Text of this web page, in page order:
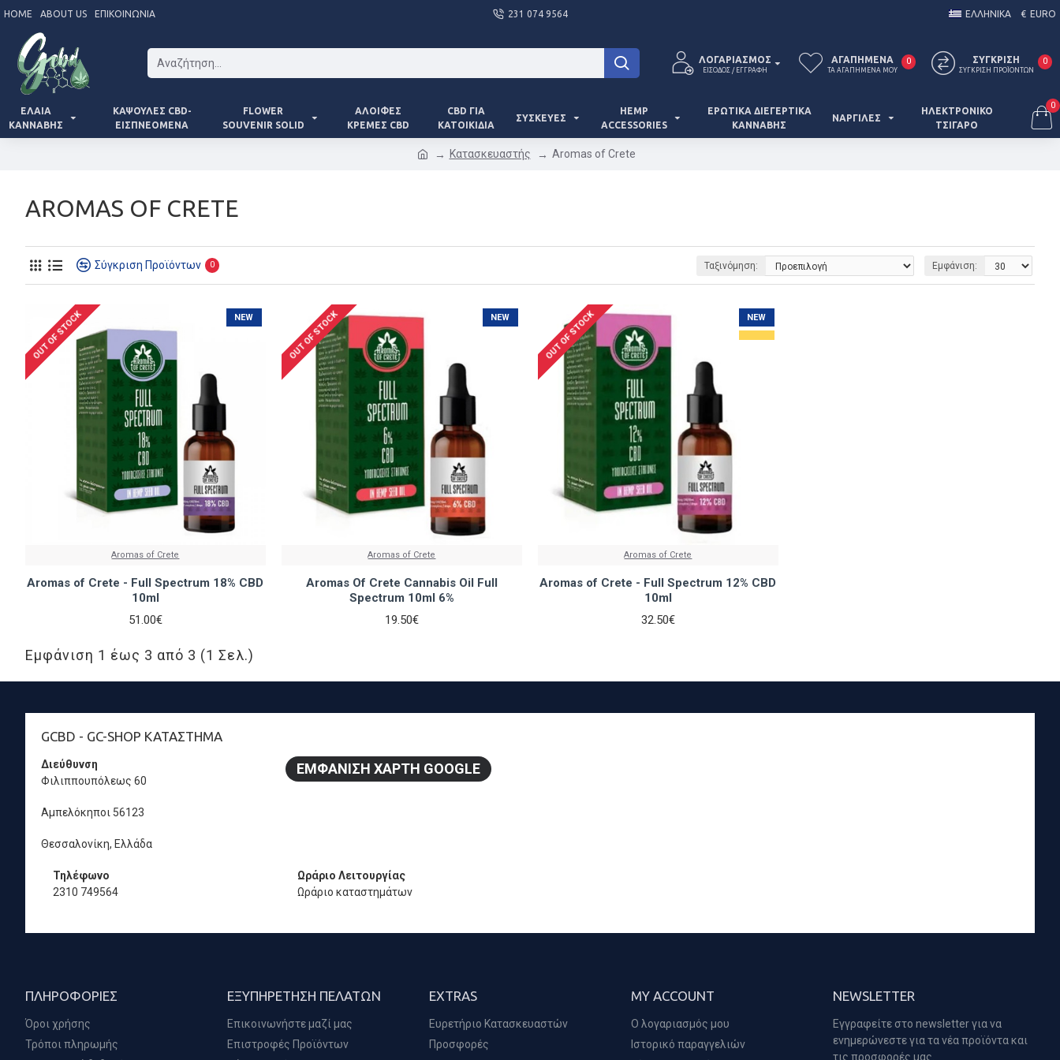
HOME ABOUT US ΕΠΙΚΟΙΝΩΝΊΑ 231 074 9564 ΕΛΛΗΝΙΚΑ € EURO
ΛΟΓΑΡΙΑΣΜΌΣ
ΕΊΣΟΔΟΣ / ΕΓΓΡΑΦΉ
ΑΓΑΠΗΜΈΝΑ
ΤΑ ΑΓΑΠΗΜΈΝΑ ΜΟΥ
0 ΣΎΓΚΡΙΣΗ
ΣΎΓΚΡΙΣΗ ΠΡΟΪΌΝΤΩΝ
0
ΈΛΑΙΑ
ΚΆΝΝΑΒΗΣ
ΚΆΨΟΥΛΕΣ CBD-
ΕΙΣΠΝΕΌΜΕΝΑ
FLOWER
SOUVENIR SOLID
ΑΛΟΙΦΈΣ
ΚΡΈΜΕΣ CBD
CBD ΓΙΑ
ΚΑΤΟΙΚΊΔΙΑ
ΣΥΣΚΕΥΈΣ
HEMP
ACCESSORIES
ΕΡΩΤΙΚΆ ΔΙΕΓΕΡΤΙΚΆ
ΚΆΝΝΑΒΗΣ
ΝΑΡΓΙΛΈΣ
ΗΛΕΚΤΡΟΝΙΚΟ
ΤΣΙΓΑΡΟ
0
Κατασκευαστής Aromas of Crete
AROMAS OF CRETE
Σύγκριση Προϊόντων 0 Ταξινόμηση: Εμφάνιση:
NEW
OUT OF STOCK
Aromas of Crete
Aromas of Crete - Full Spectrum 18% CBD
10ml
51.00€
NEW
OUT OF STOCK
Aromas of Crete
Aromas Of Crete Cannabis Oil Full
Spectrum 10ml 6%
19.50€
NEW
OUT OF STOCK
Aromas of Crete
Aromas of Crete - Full Spectrum 12% CBD
10ml
32.50€
Εμφάνιση 1 έως 3 από 3 (1 Σελ.)
GCBD - GC-SHOP ΚΑΤΆΣΤΗΜΑ
Διεύθυνση
Φιλιππουπόλεως 60
Αμπελόκηποι 56123
Θεσσαλονίκη, Ελλάδα
ΕΜΦΆΝΙΣΗ ΧΆΡΤΗ GOOGLE
Τηλέφωνο
2310 749564
Ωράριο Λειτουργίας
Ωράριο καταστημάτων
ΠΛΗΡΟΦΟΡΊΕΣ
Όροι χρήσης
Τρόποι πληρωμής
ΕΞΥΠΗΡΈΤΗΣΗ ΠΕΛΑΤΏΝ
Επικοινωνήστε μαζί μας
Επιστροφές Προϊόντων
EXTRAS
Ευρετήριο Κατασκευαστών
Προσφορές
MY ACCOUNT
Ο λογαριασμός μου
Ιστορικό παραγγελιών
NEWSLETTER
Εγγραφείτε στο newsletter για να
ενημερώνεστε για τα νέα προϊόντα και
τις προσφορές μας.